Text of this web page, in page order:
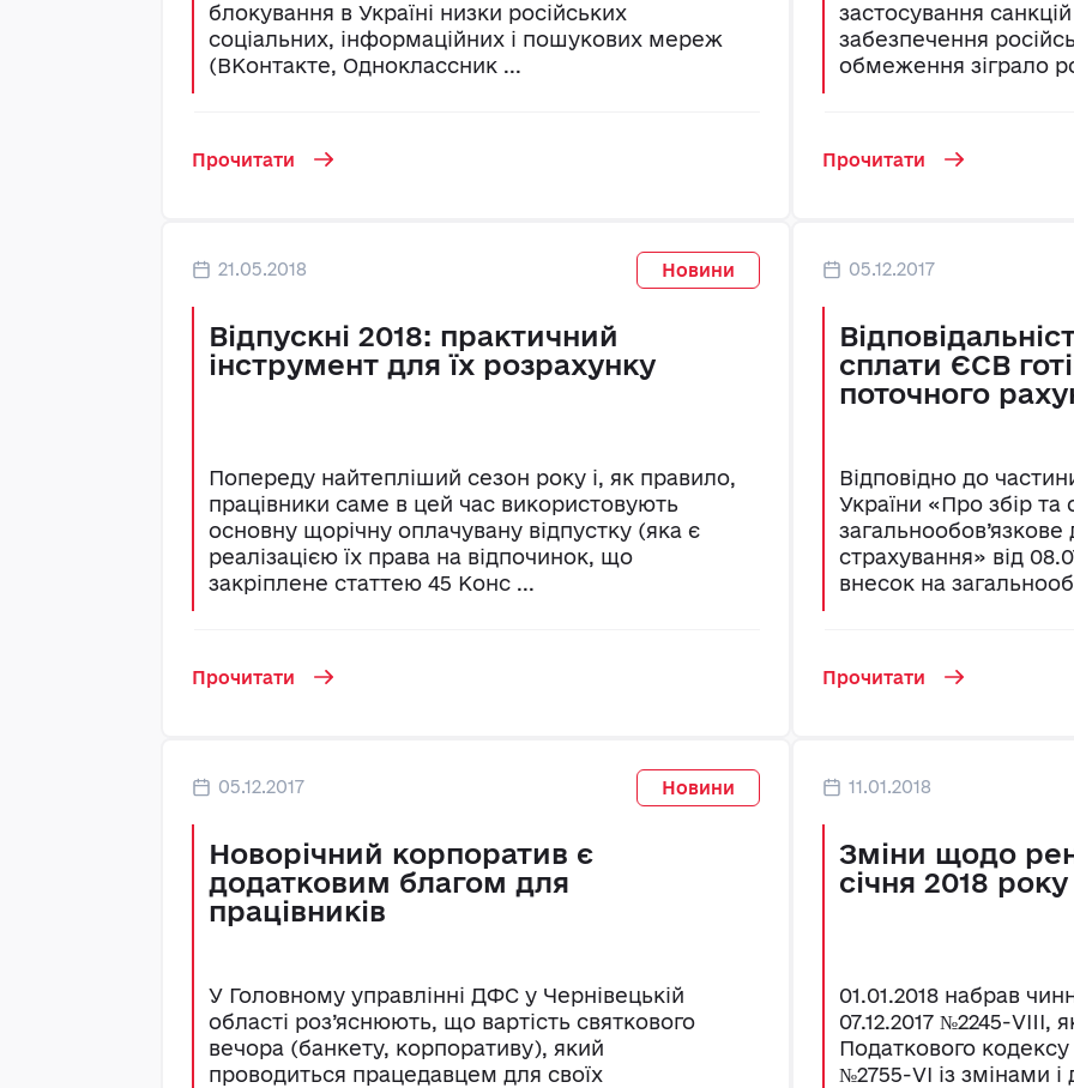
блокування в Україні низки російських
соціальних, інформаційних і пошукових мереж
(ВКонтакте, Одноклассник ...
Прочитати
застосування
забезпечення
обмеження зіграло
Прочитати
21.05.2018 Новини
Відпускні 2018: практичний
інструмент для їх розрахунку
Попереду найтепліший сезон року і, як правило,
працівники саме в цей час використовують
основну щорічну оплачувану відпустку (яка є
реалізацією їх права на відпочинок, що
закріплене статтею 45 Конс ...
Прочитати
05.12.2017
сплати ЄСВ
поточного
Відповідно до
України «Про збір та
страхування» від
внесок на
Прочитати
05.12.2017 Новини
Новорічний корпоратив є
додатковим благом для
працівників
У Головному управлінні ДФС у Чернівецькій
області роз’яснюють, що вартість святкового
вечора (банкету, корпоративу), який
проводиться працедавцем для своїх
11.01.2018
Зміни щодо
січня 2018 року
01.01.2018 набрав
07.12.2017 №2245-VIII,
Податкового кодексу
№2755-VІ із змінами